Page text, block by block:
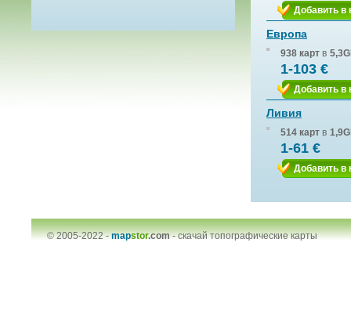
Добавить в
Европа
938 карт в
1-103 €
Добавить в
Ливия
514 карт в
1-61 €
Добавить в
© 2005-2022 -mapstor.com-скачай топографические карты